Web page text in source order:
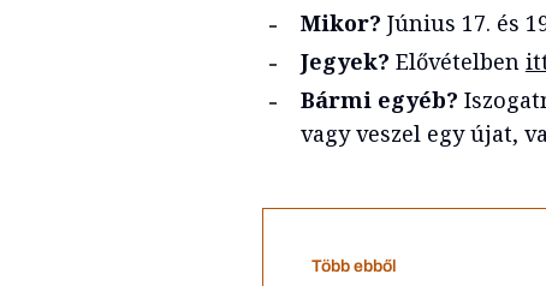
Mikor? Június 17. és
Jegyek? Elővételben
Bármi egyéb?
vagy veszel egy újat,
Több ebből